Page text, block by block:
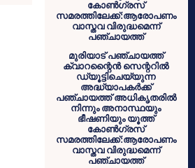
മുരിയാട് പഞ്ചായത്ത്
ക്വാറന്റൈൻ സെന്ററിൽ
ഡ്യൂട്ടിചെയ്യുന്ന
അദ്ധ്യാപകർക്ക്
പഞ്ചായത്ത് അധികൃതരിൽ
നിന്നും അനാസ്ഥയും
ഭീഷണിയും യൂത്ത്
കോൺഗ്രസ്‌
സമരത്തിലേക്ക്:ആരോപണം
വാസ്തവ വിരുദ്ധമെന്ന്
പഞ്ചായത്ത്